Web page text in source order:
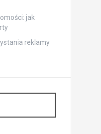
jak
reklamy